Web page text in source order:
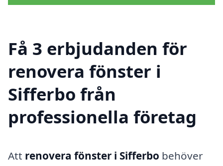
Få 3 erbjudanden för
renovera fönster i
Sifferbo från
professionella företag
Att renovera fönster i Sifferbo behöver